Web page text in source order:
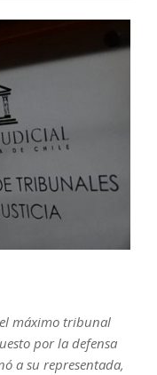
máximo tribunal
por la defensa
a su representada,